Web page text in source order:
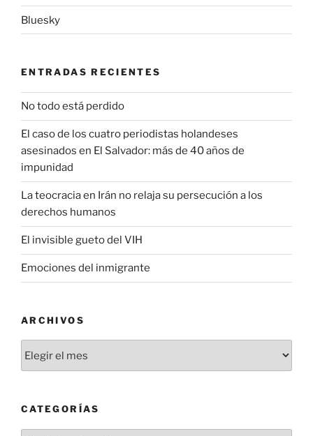
Bluesky
ENTRADAS RECIENTES
No todo está perdido
El caso de los cuatro periodistas holandeses
asesinados en El Salvador: más de 40 años de
impunidad
La teocracia en Irán no relaja su persecución a los
derechos humanos
El invisible gueto del VIH
Emociones del inmigrante
ARCHIVOS
CATEGORÍAS